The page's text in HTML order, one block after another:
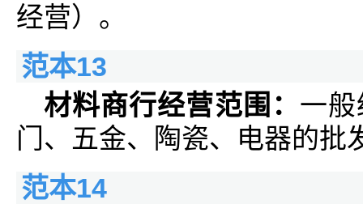
经营）。
范本13
材料商行经营范围： 一
门、五金、陶瓷、电器的批
范本14